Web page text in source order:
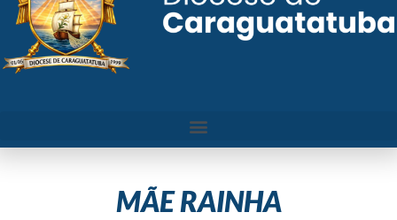
MÃE RAINHA